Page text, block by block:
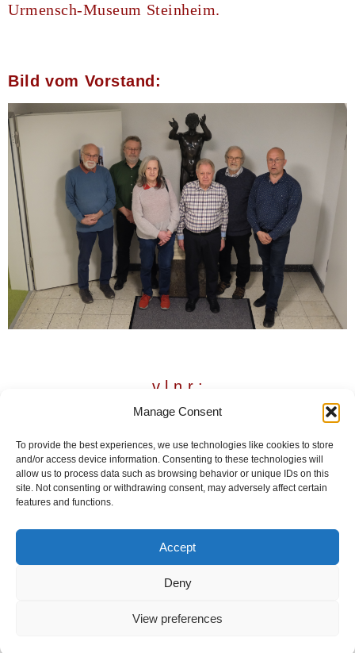
Manage Consent
To provide the best experiences, we use technologies like cookies to store
and/or access device information. Consenting to these technologies will
allow us to process data such as browsing behavior or unique IDs on this
site. Not consenting or withdrawing consent, may adversely affect certain
features and functions.
Accept
Deny
View preferences
Urmensch-Museum Steinheim.
Bild vom Vorstand:
v.l.n.r.:
Thomas Rathgeber, Jürgen Thalemann,
Brunhilde Beiermeister,
Heiner Krayl, Martin Peipe, Michael
Bokelmann
Förderverein Urmensch-
Museum Steinheim e.V.
n
a